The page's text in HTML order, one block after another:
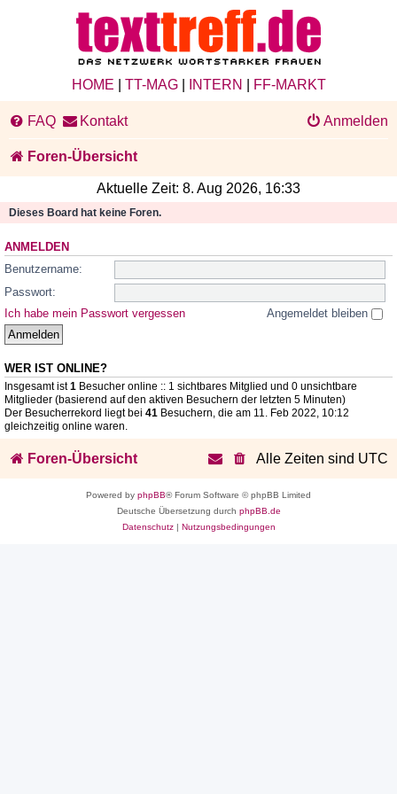
HOME TT-MAG| INTERN FF-MARKT
FAQ Kontakt Anmelden
Foren-Übersicht
Aktuelle Zeit: 8. Aug 2026, 16:33
Dieses Board hat keine Foren.
ANMELDEN
Benutzername:
Passwort:
Ich habe mein Passwort vergessen
Angemeldet bleiben
WER IST ONLINE?
Insgesamt ist1 Besucher online :: 1 sichtbares Mitglied und 0 unsichtbare
Mitglieder (basierend auf den aktiven Besuchern der letzten 5 Minuten)
Der Besucherrekord liegt bei 41 Besuchern, die am 11. Feb 2022, 10:12
gleichzeitig online waren.
Foren-Übersicht Alle Zeiten sind UTC
Powered by phpBB® Forum Software © phpBB Limited
Deutsche Übersetzung durch phpBB.de
Datenschutz| Nutzungsbedingungen